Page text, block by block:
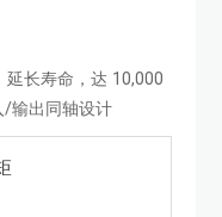
延长寿命，达 10,000
/输出同轴设计